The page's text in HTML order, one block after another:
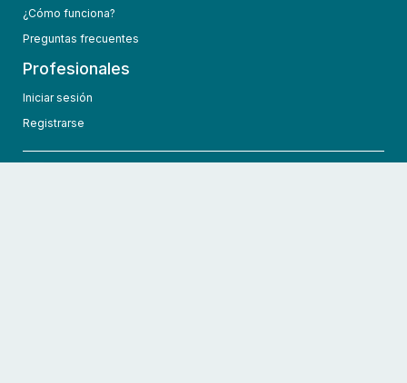
¿Cómo funciona?
Preguntas frecuentes
Profesionales
Iniciar sesión
Registrarse